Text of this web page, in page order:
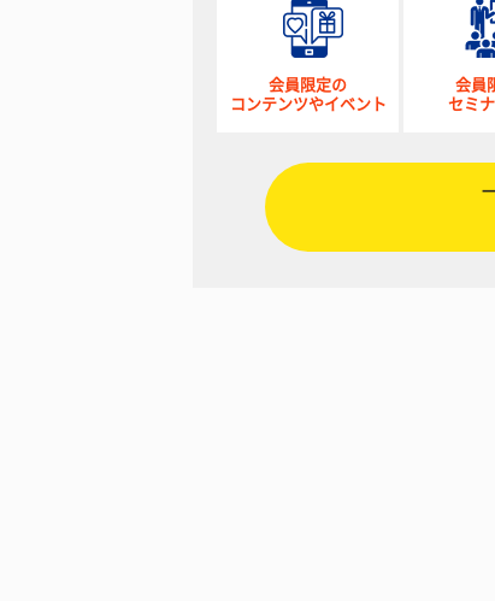
会員限定の
コンテンツやイベント
会員
セミ